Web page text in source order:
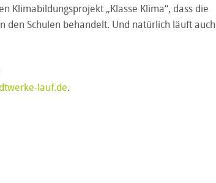
Klimabildungsprojekt „Klasse Klima“, dass die
den Schulen behandelt. Und natürlich läuft auch
lauf.de.